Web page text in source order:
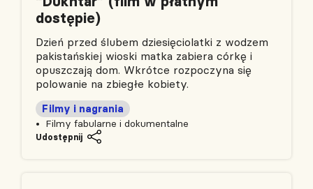
dostępie)
Dzień przed ślubem dziesięciolatki z wodzem
pakistańskiej wioski matka zabiera córkę i
opuszczają dom. Wkrótce rozpoczyna się
polowanie na zbiegłe kobiety.
Filmy fabularne i dokumentalne
Filmy i nagrania
Udostępnij